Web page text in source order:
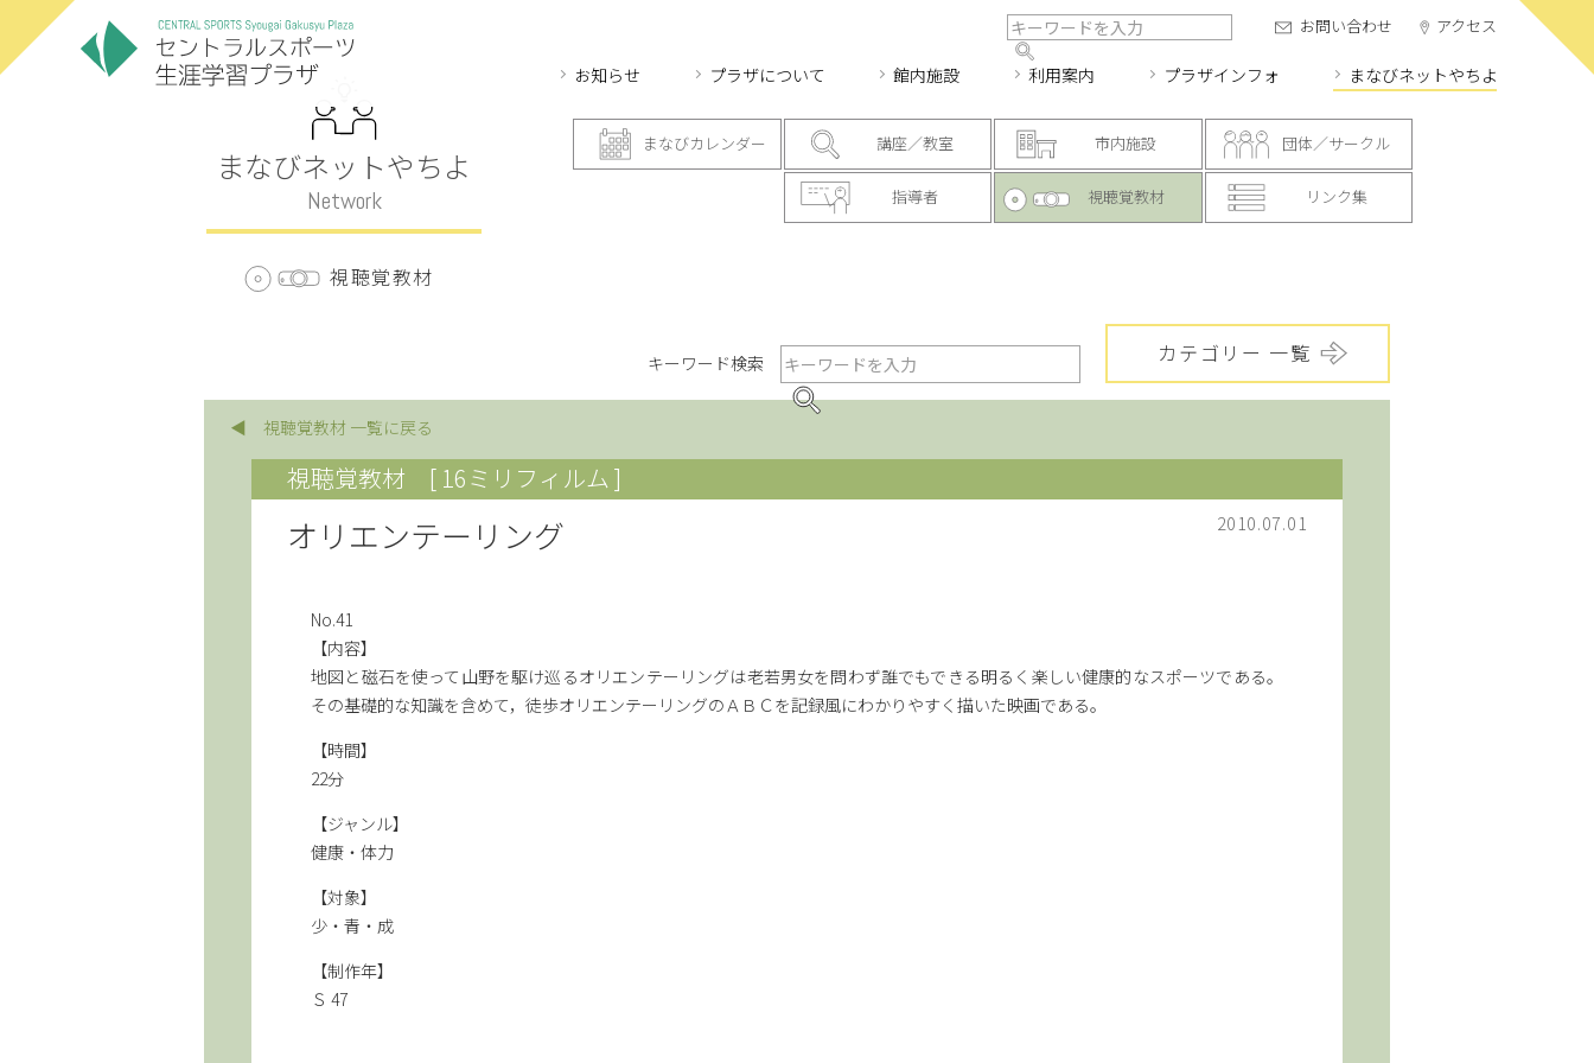
お知らせ プラザについて 館内施設 利用案内 プラザインフォ まなびネットやちよ
お問い合わせ アクセス
まなびネットやちよ
Network
視聴覚教材
まなびカレンダー 講座／教室 市内施設 団体／サークル
指導者 視聴覚教材 リンク集
キーワード検索 カテゴリー 一覧
◀ 視聴覚教材 一覧に戻る
視聴覚教材 [ 16ミリフィルム ]
2010.07.01
オリエンテーリング
No.41
【内容】
地図と磁石を使って山野を駆け巡るオリエンテーリングは老若男女を問わず誰でもできる明るく楽しい健康的なスポーツである。
その基礎的な知識を含めて，徒歩オリエンテーリングのＡＢＣを記録風にわかりやすく描いた映画である。
【時間】
22分
【ジャンル】
健康・体力
【対象】
少・青・成
【制作年】
Ｓ 47